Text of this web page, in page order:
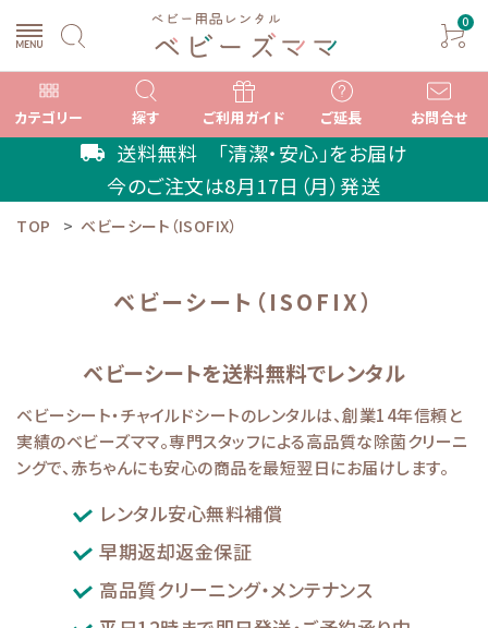
0
カテゴリー 探す ご利用ガイド ご延長 お問合せ
local_shipping 送料無料 「清潔・安心」をお届け
今のご注文は8月17日（月）発送
meeting_room person
カテゴリーから選ぶ
ブランドから選ぶ
TOP ベビーシート（ISOFIX）
ベビーシート（ISOFIX）
ベビーシートを送料無料でレンタル
ベビーシート・チャイルドシートのレンタルは、創業14年信頼と
実績のベビーズママ。専門スタッフによる高品質な除菌クリーニ
ングで、赤ちゃんにも安心の商品を最短翌日にお届けします。
レンタル安心無料補償
早期返却返金保証
高品質クリーニング・メンテナンス